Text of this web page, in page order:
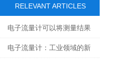
RELEVANT ARTICLES
电子流量计可以将测量结果
以数字或模拟信号的形式输
电子流量计：工业领域的新